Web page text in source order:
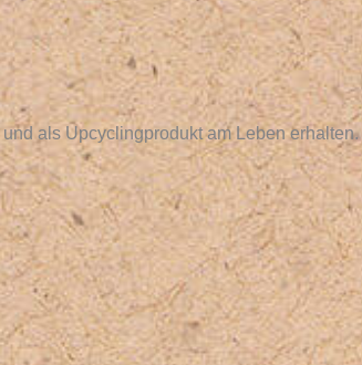
als Upcyclingprodukt am Leben erhalten.